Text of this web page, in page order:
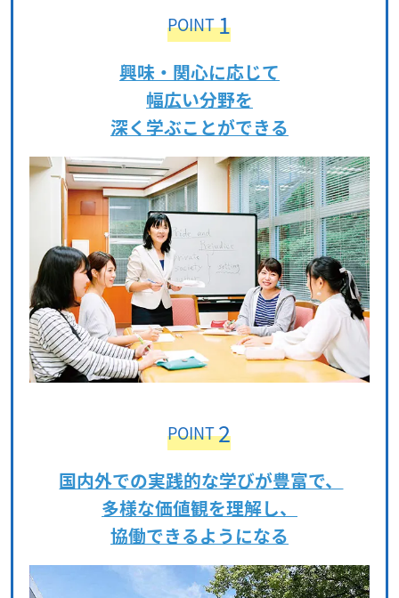
POINT1
興味・関心に応じて
幅広い分野を
深く学ぶことができる
POINT2
国内外での実践的な学びが豊富で、
多様な価値観を理解し、
協働できるようになる